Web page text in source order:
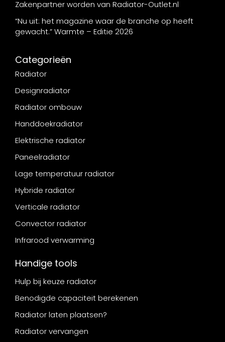
Zakenpartner worden van Radiator-Outlet.nl
“Nu uit: het magazine waar de branche op heeft
gewacht.” Warmte – Editie 2026
Categorieën
Radiator
Designradiator
Radiator ombouw
Handdoekradiator
Elektrische radiator
Paneelradiator
Lage temperatuur radiator
Hybride radiator
Verticale radiator
Convector radiator
Infrarood verwarming
Handige tools
Hulp bij keuze radiator
Benodigde capaciteit berekenen
Radiator laten plaatsen?
Radiator vervangen